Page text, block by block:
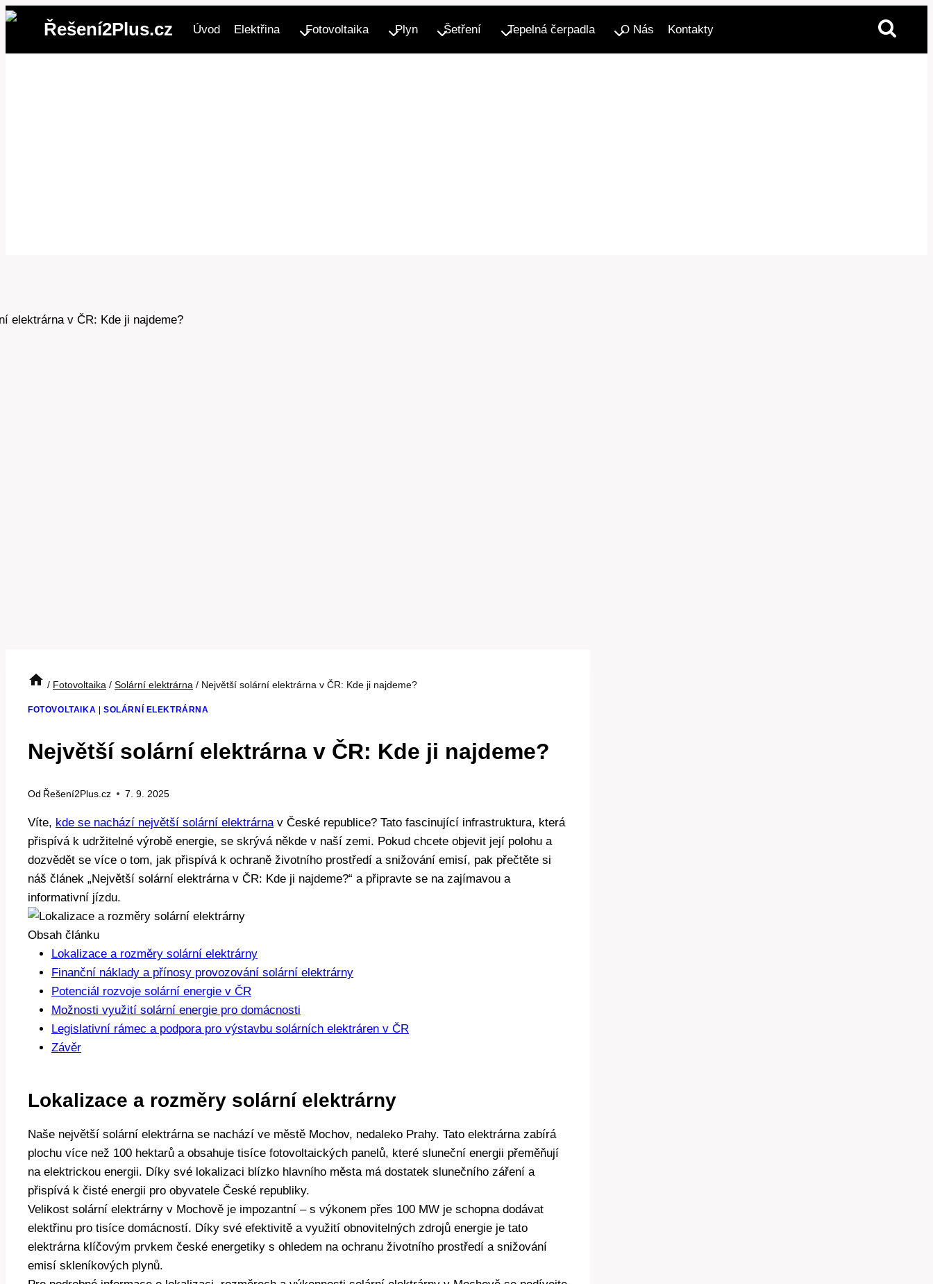
Přeskočit
obsah
Řešení2Plus.cz Úvod Elektřina Fotovoltaika Plyn Šetření Tepelná čerpadla O Nás Kontakty
/ Fotovoltaika / Solární elektrárna / Největší solární elektrárna v ČR: Kde ji najdeme?
FOTOVOLTAIKA | SOLÁRNÍ ELEKTRÁRNA
Největší solární elektrárna v ČR: Kde ji najdeme?
Od Řešení2Plus.cz 7. 9. 2025
Víte, kde se nachází největší solární elektrárna v České republice? Tato fascinující infrastruktura, která
přispívá k udržitelné výrobě energie, se skrývá někde v naší zemi. Pokud chcete objevit její polohu a
dozvědět se více o tom, jak přispívá k ochraně životního prostředí a snižování emisí, pak přečtěte si
náš článek „Největší solární elektrárna v ČR: Kde ji najdeme?“ a připravte se na zajímavou a
informativní jízdu.
Obsah článku
Lokalizace a rozměry solární elektrárny
Finanční náklady a přínosy provozování solární elektrárny
Potenciál rozvoje solární energie v ČR
Možnosti využití solární energie pro domácnosti
Legislativní rámec a podpora pro výstavbu solárních elektráren v ČR
Závěr
Lokalizace a rozměry solární elektrárny
Naše největší solární elektrárna se nachází ve městě Mochov, nedaleko Prahy. Tato elektrárna zabírá
plochu více než 100 hektarů a obsahuje tisíce fotovoltaických panelů, které sluneční energii přeměňují
na elektrickou energii. Díky své lokalizaci blízko hlavního města má dostatek slunečního záření a
přispívá k čisté energii pro obyvatele České republiky.
Velikost solární elektrárny v Mochově je impozantní – s výkonem přes 100 MW je schopna dodávat
elektřinu pro tisíce domácností. Díky své efektivitě a využití obnovitelných zdrojů energie je tato
elektrárna klíčovým prvkem české energetiky s ohledem na ochranu životního prostředí a snižování
emisí skleníkových plynů.